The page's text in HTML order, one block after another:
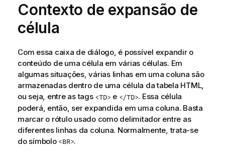
Contexto de expansão de
célula
Com essa caixa de diálogo, é possível expandir o
conteúdo de uma célula em várias células. Em
algumas situações, várias linhas em uma coluna são
armazenadas dentro de uma célula da tabela HTML,
ou seja, entre as tags <TD> e </TD>. Essa célula
poderá, então, ser expandida em uma coluna. Basta
marcar o rótulo usado como delimitador entre as
diferentes linhas da coluna. Normalmente, trata-se
do símbolo <BR>.